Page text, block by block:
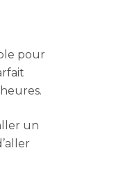
pour
un